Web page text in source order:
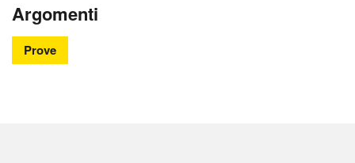
Argomenti
Prove